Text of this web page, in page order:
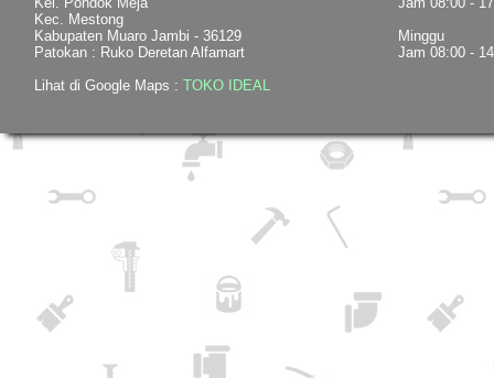
Kec. Mestong
Kabupaten Muaro Jambi - 36129
Patokan : Ruko Deretan Alfamart
Lihat di Google Maps : TOKO IDEAL
Minggu
Jam 08:00 -